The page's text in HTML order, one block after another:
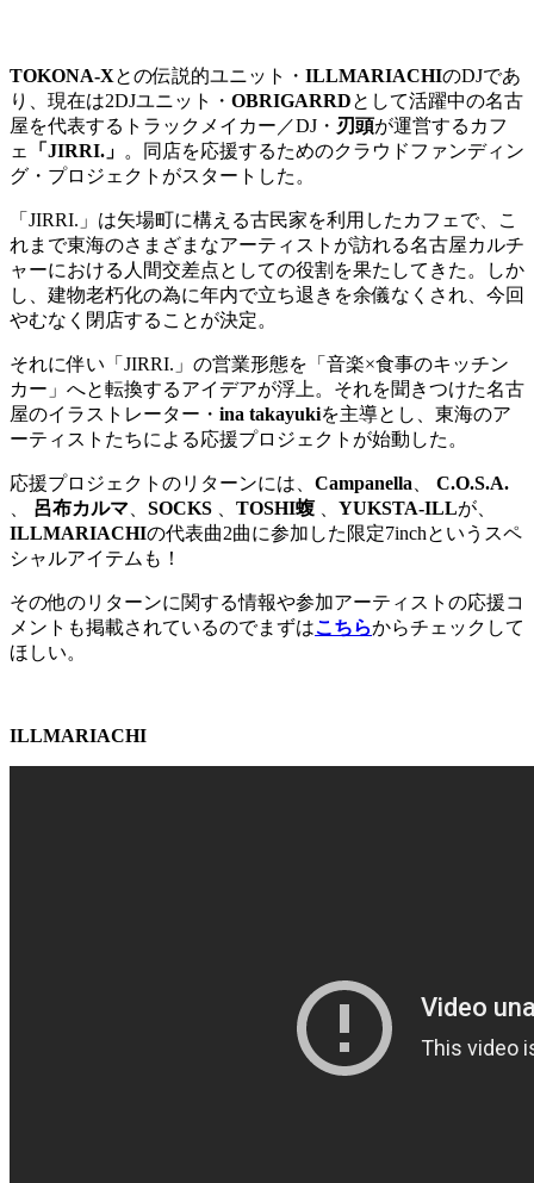
TOKONA-Xとの伝説的ユニット・ ILLMARIACHIのDJであ
り、現在は2DJユニット・ OBRIGARRDとして活躍中の名古
屋を代表するトラックメイカー／DJ・ 刃頭が運営するカフ
ェ
「JIRRI.」 。同店を応援するためのクラウドファンディン
グ・プロジェクトがスタートした。
「JIRRI.」は矢場町に構える古民家を利用したカフェで、こ
れまで東海のさまざまなアーティストが訪れる名古屋カルチ
ャーにおける人間交差点としての役割を果たしてきた。しか
し、建物老朽化の為に年内で立ち退きを余儀なくされ、今回
やむなく閉店することが決定。
それに伴い「JIRRI.」の営業形態を「音楽×食事のキッチン
カー」へと転換するアイデアが浮上。それを聞きつけた名古
屋のイラストレーター・ ina takayukiを主導とし、東海のア
ーティストたちによる応援プロジェクトが始動した。
応援プロジェクトのリターンには、 Campanella
C.O.S.A.
呂布カルマ SOCKS TOSHI蝮、 YUKSTA-ILLが、
ILLMARIACHIの代表曲2曲に参加した限定7inchというスペ
シャルアイテムも！
その他のリターンに関する情報や参加アーティストの応援コ
メントも掲載されているのでまずはこちらからチェックして
ほしい。
ILLMARIACHI